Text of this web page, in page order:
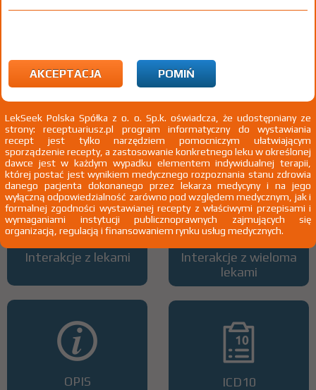
100%
Wszystkie dawki leku
Interakcje z lekami
OPIS
ATC
Interakcje z wieloma
lekami
ICD10
AKCEPTACJA POMIŃ
LekSeek Polska Spółka z o. o. Sp.k. oświadcza, że udostępniany ze
strony: receptuariusz.pl program informatyczny do wystawiania
recept jest tylko narzędziem pomocniczym ułatwiającym
sporządzenie recepty, a zastosowanie konkretnego leku w określonej
dawce jest w każdym wypadku elementem indywidualnej terapii,
której postać jest wynikiem medycznego rozpoznania stanu zdrowia
danego pacjenta dokonanego przez lekarza medycyny i na jego
wyłączną odpowiedzialność zarówno pod względem medycznym, jak i
formalnej zgodności wystawianej recepty z właściwymi przepisami i
wymaganiami instytucji publicznoprawnych zajmujących się
organizacją, regulacją i finansowaniem rynku usług medycznych.